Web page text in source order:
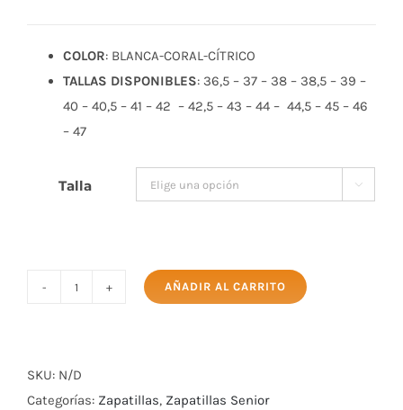
COLOR: BLANCA-CORAL-CÍTRICO
TALLAS DISPONIBLES: 36,5 – 37 – 38 – 38,5 – 39 –
40 – 40,5 – 41 – 42 – 42,5 – 43 – 44 – 44,5 – 45 – 46
– 47
Talla 
PANTHERA
2
AÑADIR AL CARRITO
SKU: N/D
Categorías: Zapatillas, Zapatillas Senior